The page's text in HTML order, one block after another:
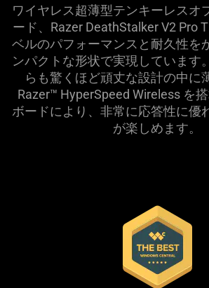
ワイヤレス超薄型テンキーレスオ
ード、Razer DeathStalker V2 Pro
ベルのパフォーマンスと耐久性を
ンパクトな形状で実現しています
らも驚くほど頑丈な設計の中に
Razer™ HyperSpeed Wireless を
ボードにより、非常に応答性に優
が楽しめます。